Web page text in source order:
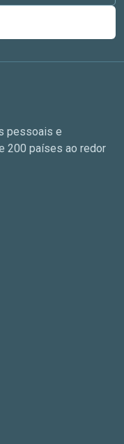
pessoais e
200 países ao redor